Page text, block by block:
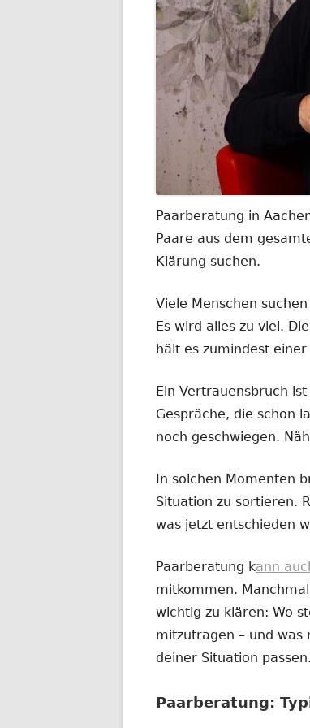
Paarberatung in
Paare aus dem
Klärung suchen.
Viele Menschen
Es wird alles zu viel.
hält es zumindest
Ein Vertrauensbruch
Gespräche, die schon
noch geschwiegen.
In solchen Momenten
Situation zu sortieren.
was jetzt entschieden
Paarberatung kann
mitkommen.
wichtig zu klären: Wo
mitzutragen – und was
deiner Situation passen.
Paarberatung: